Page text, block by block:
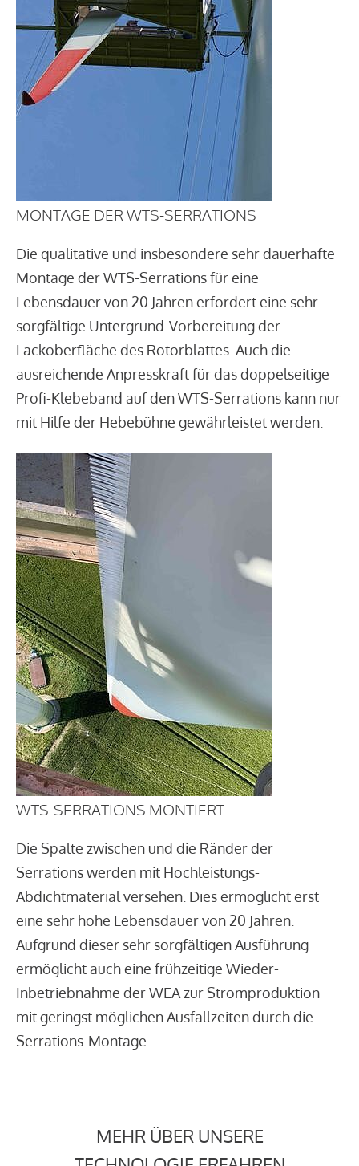
MONTAGE DER WTS-SERRATIONS
Die qualitative und insbesondere sehr dauerhafte
Montage der WTS-Serrations für eine
Lebensdauer von 20 Jahren erfordert eine sehr
sorgfältige Untergrund-Vorbereitung der
Lackoberfläche des Rotorblattes. Auch die
ausreichende Anpresskraft für das doppelseitige
Profi-Klebeband auf den WTS-Serrations kann nur
mit Hilfe der Hebebühne gewährleistet werden.
WTS-SERRATIONS MONTIERT
Die Spalte zwischen und die Ränder der
Serrations werden mit Hochleistungs-
Abdichtmaterial versehen. Dies ermöglicht erst
eine sehr hohe Lebensdauer von 20 Jahren.
Aufgrund dieser sehr sorgfältigen Ausführung
ermöglicht auch eine frühzeitige Wieder-
Inbetriebnahme der WEA zur Stromproduktion
mit geringst möglichen Ausfallzeiten durch die
Serrations-Montage.
MEHR ÜBER UNSERE